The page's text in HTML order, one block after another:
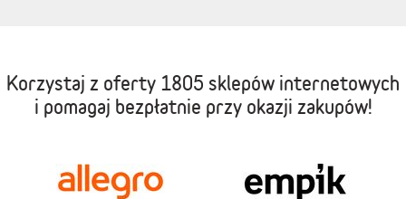
Korzystaj z oferty 1805 sklepów internetowych
i pomagaj bezpłatnie przy okazji zakupów!